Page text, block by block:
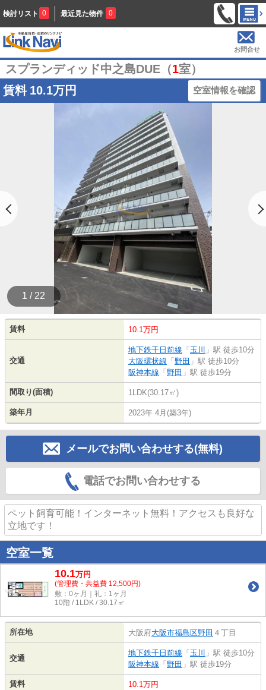
検討リスト 0 最近見た物件 0
お問合せ
スプランディッド中之島DUE（1室）
賃料 10.1万円 空室情報を確認
1 / 22
賃料 10.1万円
交通
地下鉄千日前線 「 玉川 」駅 徒歩10分
大阪環状線 「 野田 」駅 徒歩10分
阪神本線 「 野田 」駅 徒歩19分
間取り(面積) 1LDK(30.17㎡)
築年月 2023年 4月(築3年)
メールでお問い合わせする(無料)
電話でお問い合わせする
ペット飼育可能！インターネット無料！アクセスも良好な
立地です！
空室一覧
10.1万円
(管理費・共益費 12,500円)
敷：0ヶ月｜礼：1ヶ月
10階 / 1LDK / 30.17㎡
所在地 大阪府大阪市福島区野田 ４丁目
交通
地下鉄千日前線 「 玉川 」駅 徒歩10分
阪神本線 「 野田 」駅 徒歩19分
賃料 10.1万円